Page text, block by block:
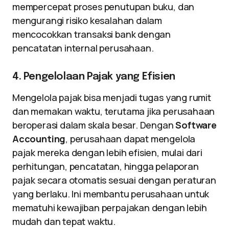
mempercepat proses penutupan buku, dan
mengurangi risiko kesalahan dalam
mencocokkan transaksi bank dengan
pencatatan internal perusahaan.
4. Pengelolaan Pajak yang Efisien
Mengelola pajak bisa menjadi tugas yang rumit
dan memakan waktu, terutama jika perusahaan
beroperasi dalam skala besar. DenganSoftware
Accounting, perusahaan dapat mengelola
pajak mereka dengan lebih efisien, mulai dari
perhitungan, pencatatan, hingga pelaporan
pajak secara otomatis sesuai dengan peraturan
yang berlaku. Ini membantu perusahaan untuk
mematuhi kewajiban perpajakan dengan lebih
mudah dan tepat waktu.